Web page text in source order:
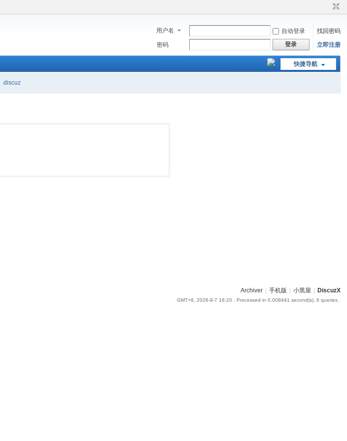
用户名 自动登录
找回密码
密码
登录 立即注册
快捷导航
discuz
Archiver 手机版 小黑屋 DiscuzX
GMT+8, 2026-8-7 16:20 , Processed in 0.008441 second(s), 6 queries .